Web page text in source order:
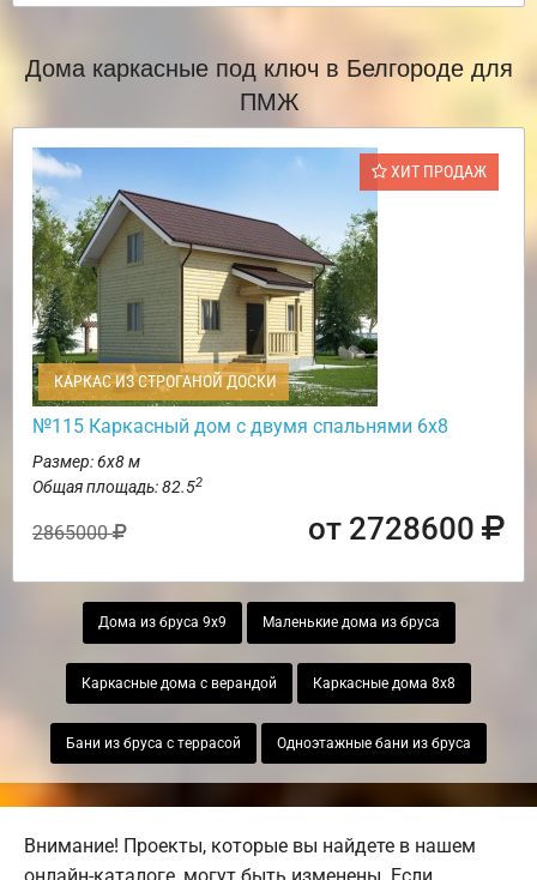
Дома каркасные под ключ в Белгороде для
ПМЖ
ХИТ ПРОДАЖ
КАРКАС ИЗ СТРОГАНОЙ ДОСКИ
№115 Каркасный дом с двумя спальнями 6х8
Размер: 6х8 м
Общая площадь: 82.52
2865000 от 2728600
Дома из бруса 9х9 Маленькие дома из бруса
Каркасные дома с верандой Каркасные дома 8х8
Бани из бруса с террасой Одноэтажные бани из бруса
Внимание! Проекты, которые вы найдете в нашем